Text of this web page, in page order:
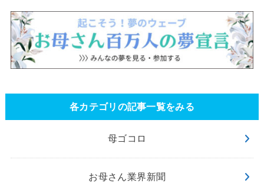
各カテゴリの記事一覧をみる
母ゴコロ
お母さん業界新聞